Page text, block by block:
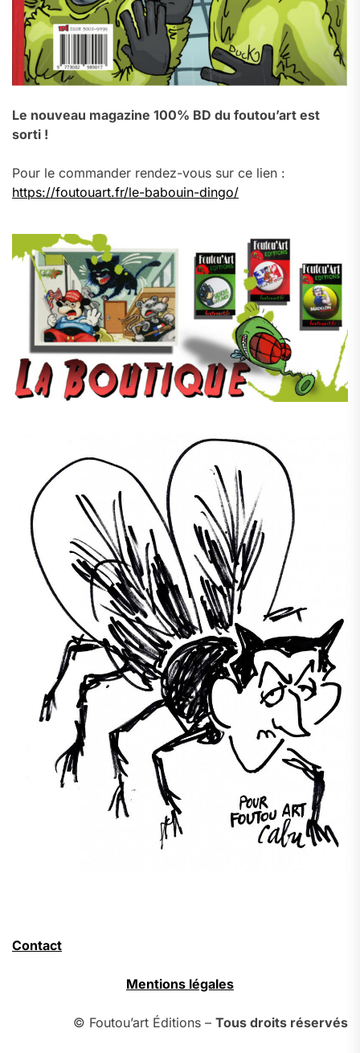
Le nouveau magazine 100% BD du foutou’art est
sorti !
Pour le commander rendez-vous sur ce lien :
https://foutouart.fr/le-babouin-dingo/
Contact
Mentions légales
© Foutou’art Éditions – Tous droits réservés